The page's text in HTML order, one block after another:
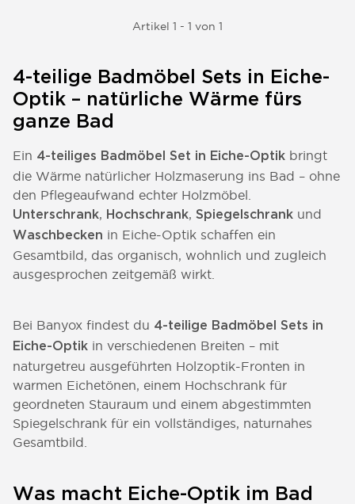
Artikel 1 - 1 von 1
4-teilige Badmöbel Sets in Eiche-
Optik – natürliche Wärme fürs
ganze Bad
Ein 4-teiliges Badmöbel Set in Eiche-Optik bringt
die Wärme natürlicher Holzmaserung ins Bad – ohne
den Pflegeaufwand echter Holzmöbel.
Unterschrank, Hochschrank, Spiegelschrank und
Waschbecken in Eiche-Optik schaffen ein
Gesamtbild, das organisch, wohnlich und zugleich
ausgesprochen zeitgemäß wirkt.
Bei Banyox findest du 4-teilige Badmöbel Sets in
Eiche-Optik in verschiedenen Breiten – mit
naturgetreu ausgeführten Holzoptik-Fronten in
warmen Eichetönen, einem Hochschrank für
geordneten Stauraum und einem abgestimmten
Spiegelschrank für ein vollständiges, naturnahes
Gesamtbild.
Was macht Eiche-Optik im Bad